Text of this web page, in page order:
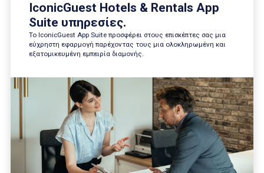
IconicGuest Hotels & Rentals App
Suite υπηρεσίες.
Το IconicGuest App Suite προσφέρει στους επισκέπτες σας μια
εύχρηστη εφαρμογή παρέχοντας τους μια ολοκληρωμένη και
εξατομικευμένη εμπειρία διαμονής.